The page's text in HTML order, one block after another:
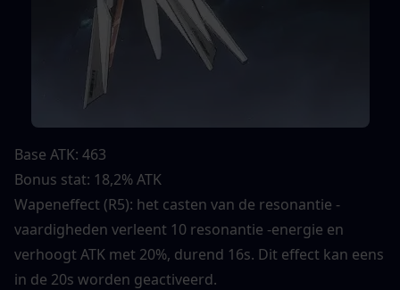
Base ATK: 463
Bonus stat: 18,2% ATK
Wapeneffect (R5): het casten van de resonantie -
vaardigheden verleent 10 resonantie -energie en
verhoogt ATK met 20%, durend 16s. Dit effect kan eens
in de 20s worden geactiveerd.